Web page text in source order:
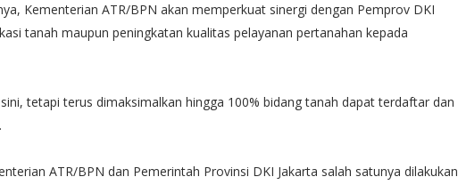
Kementerian ATR/BPN akan memperkuat sinergi dengan Pemprov DKI
tanah maupun peningkatan kualitas pelayanan pertanahan kepada
tetapi terus dimaksimalkan hingga 100% bidang tanah dapat terdaftar dan
ATR/BPN dan Pemerintah Provinsi DKI Jakarta salah satunya dilakukan